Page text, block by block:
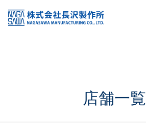
KSS加盟店・取扱店情報
店舗一覧
店舗一覧